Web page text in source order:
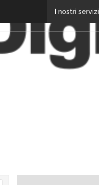
I nostri servizi